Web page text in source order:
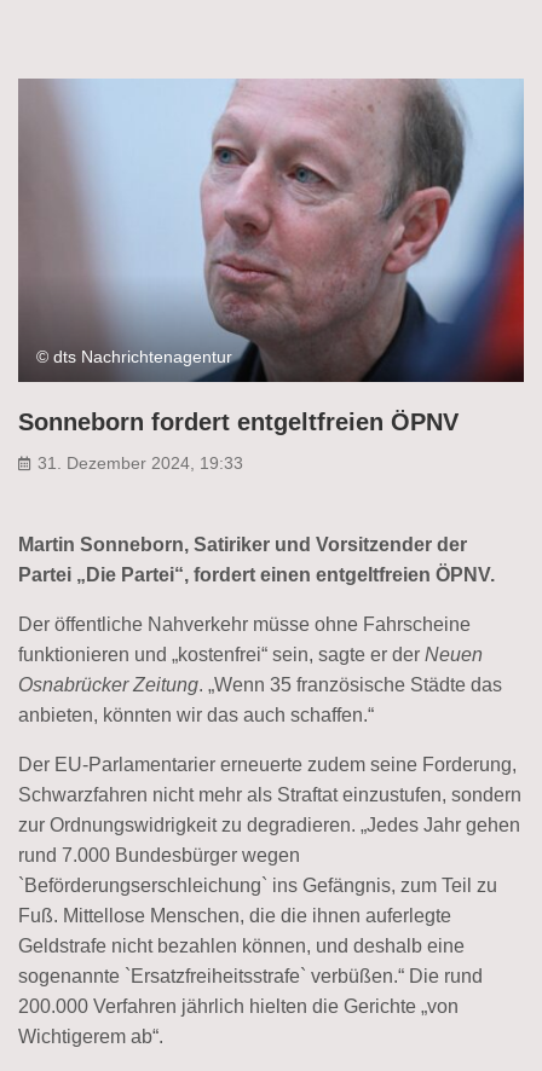
© dts Nachrichtenagentur
Sonneborn fordert entgeltfreien ÖPNV
31. Dezember 2024, 19:33
Martin Sonneborn, Satiriker und Vorsitzender der
Partei „Die Partei“, fordert einen entgeltfreien ÖPNV.
Der öffentliche Nahverkehr müsse ohne Fahrscheine
funktionieren und „kostenfrei“ sein, sagte er der Neuen
Osnabrücker Zeitung. „Wenn 35 französische Städte das
anbieten, könnten wir das auch schaffen.“
Der EU-Parlamentarier erneuerte zudem seine Forderung,
Schwarzfahren nicht mehr als Straftat einzustufen, sondern
zur Ordnungswidrigkeit zu degradieren. „Jedes Jahr gehen
rund 7.000 Bundesbürger wegen
`Beförderungserschleichung` ins Gefängnis, zum Teil zu
Fuß. Mittellose Menschen, die die ihnen auferlegte
Geldstrafe nicht bezahlen können, und deshalb eine
sogenannte `Ersatzfreiheitsstrafe` verbüßen.“ Die rund
200.000 Verfahren jährlich hielten die Gerichte „von
Wichtigerem ab“.